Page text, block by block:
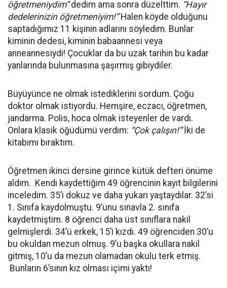
öğretmeniydim”dedim ama sonra düzelttim. “Hayır
dedelerinizin öğretmeniyim!”Halen köyde olduğunu
saptadığımız 11 kişinin adlarını söyledim. Bunlar
kiminin dedesi, kiminin babaannesi veya
anneannesiydi! Çocuklar da bu uzak tarihin bu kadar
yanlarında bulunmasına şaşırmış gibiydiler.
Büyüyünce ne olmak istediklerini sordum. Çoğu
doktor olmak istiyordu. Hemşire, eczacı, öğretmen,
jandarma. Polis, hoca olmak isteyenler de vardı.
Onlara klasik öğüdümü verdim: “Çok çalışın!”İki de
kitabımı bıraktım.
Öğretmen ikinci dersine girince kütük defteri önüme
aldım. Kendi kaydettiğim 49 öğrencinin kayıt bilgilerini
inceledim. 35’i dokuz ve daha yukarı yaştaydılar. 32’si
1. Sınıfa kaydolmuştu. 9’unu sınavla 2. sınıfa
kaydetmiştim. 8 öğrenci daha üst sınıflara nakil
gelmişlerdi. 34’ü erkek, 15’i kızdı. 49 öğrenciden 30’u
bu okuldan mezun olmuş. 9’u başka okullara nakil
gitmiş, 10’u da mezun olamadan okulu terk etmiş.
Bunların 6’sının kız olması içimi yaktı!